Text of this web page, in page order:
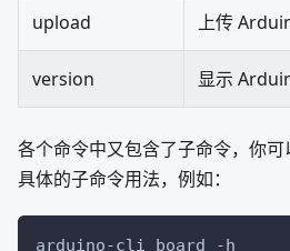
upload 上传
version 显示
各个命令中又包含了子命令，你可
具体的子命令用法，例如：
arduino-cli board -h